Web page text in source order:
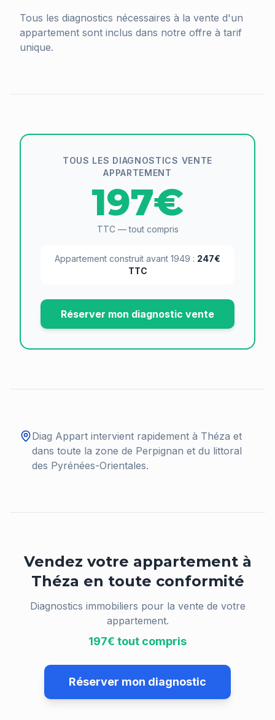
Tous les diagnostics nécessaires à la vente d'un
appartement sont inclus dans notre offre à tarif
unique.
TOUS LES DIAGNOSTICS VENTE
APPARTEMENT
197€
TTC — tout compris
Appartement construit avant 1949 : 247€
TTC
Réserver mon diagnostic vente
Diag Appart intervient rapidement à Théza et
dans toute la zone de Perpignan et du littoral
des Pyrénées-Orientales.
Vendez votre appartement à
Théza en toute conformité
Diagnostics immobiliers pour la vente de votre
appartement.
197€ tout compris
Réserver mon diagnostic